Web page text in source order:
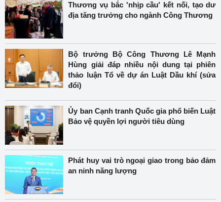
Thương vụ bắc 'nhịp cầu' kết nối, tạo dư
địa tăng trưởng cho ngành Công Thương
Bộ trưởng Bộ Công Thương Lê Mạnh
Hùng giải đáp nhiều nội dung tại phiên
thảo luận Tổ về dự án Luật Dầu khí (sửa
đổi)
Ủy ban Cạnh tranh Quốc gia phổ biến Luật
Bảo vệ quyền lợi người tiêu dùng
Phát huy vai trò ngoại giao trong bảo đảm
an ninh năng lượng